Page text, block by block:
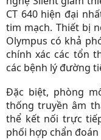
CT 640 hiện đại
tim mạch. Thiết bị
Olympus có khả
chính xác các tổn
các bệnh lý đường
Đặc biệt, phòng
thống truyền âm
thể kết nối trực
phối hợp chẩn